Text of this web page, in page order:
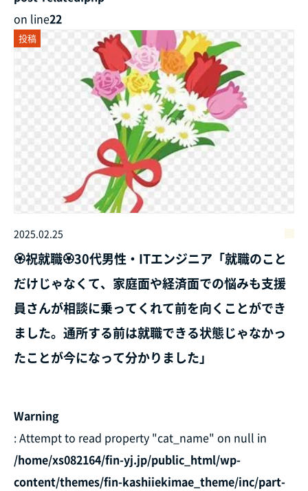
on line22
投稿
2025.02.25
🏵️祝就職🏵️30代男性・ITエンジニア「就職のこと
だけじゃなくて、家庭面や経済面での悩みも支援
員さんが相談に乗ってくれて前を向くことができ
ました。通所する前は就職できる状態じゃなかっ
たことが今になって分かりました」
Warning
: Attempt to read property "cat_name" on null in
/home/xs082164/fin-yj.jp/public_html/wp-
content/themes/fin-kashiiekimae_theme/inc/part-